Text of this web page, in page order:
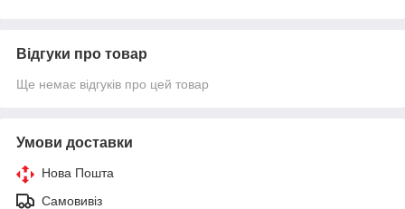
Відгуки про товар
Ще немає відгуків про цей товар
Умови доставки
Нова Пошта
Самовивіз